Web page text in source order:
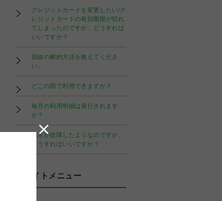
クレジットカードを変更したい/ク
レジットカードの有効期限が切れ
てしまったのですが、どうすれば
いいですか？
回線の解約方法を教えてくださ
い。
どこの国で利用できますか？
毎月の利用明細は発行されます
か？
端末が故障したようなのですが、
どうすればいいですか？
サイトメニュー